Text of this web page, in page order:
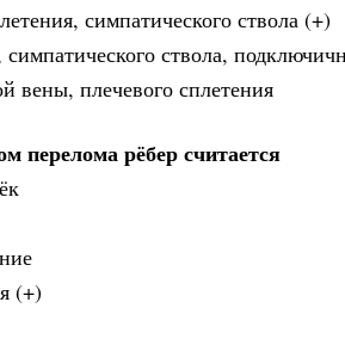
симпатического ствола (+)
симпатического ствола,
вены, плечевого сплетения
перелома рёбер считается
(+)